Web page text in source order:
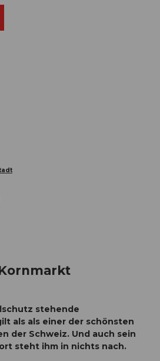
stehende
als als einer der schönsten
der Schweiz. Und auch sein
steht ihm in nichts nach.